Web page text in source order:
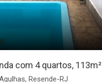
com 4 quartos, 113m²
Resende-RJ